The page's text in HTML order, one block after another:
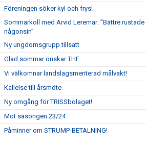
Föreningen söker kyl och frys!
Sommarkoll med Arvid Leremar: ”Bättre rustade
någonsin”
Ny ungdomsgrupp tillsatt
Glad sommar önskar THF
Vi välkomnar landslagsmeriterad målvakt!
Kallelse till årsmöte
Ny omgång för TRISSbolaget!
Mot säsongen 23/24
Påminner om STRUMP-BETALNING!